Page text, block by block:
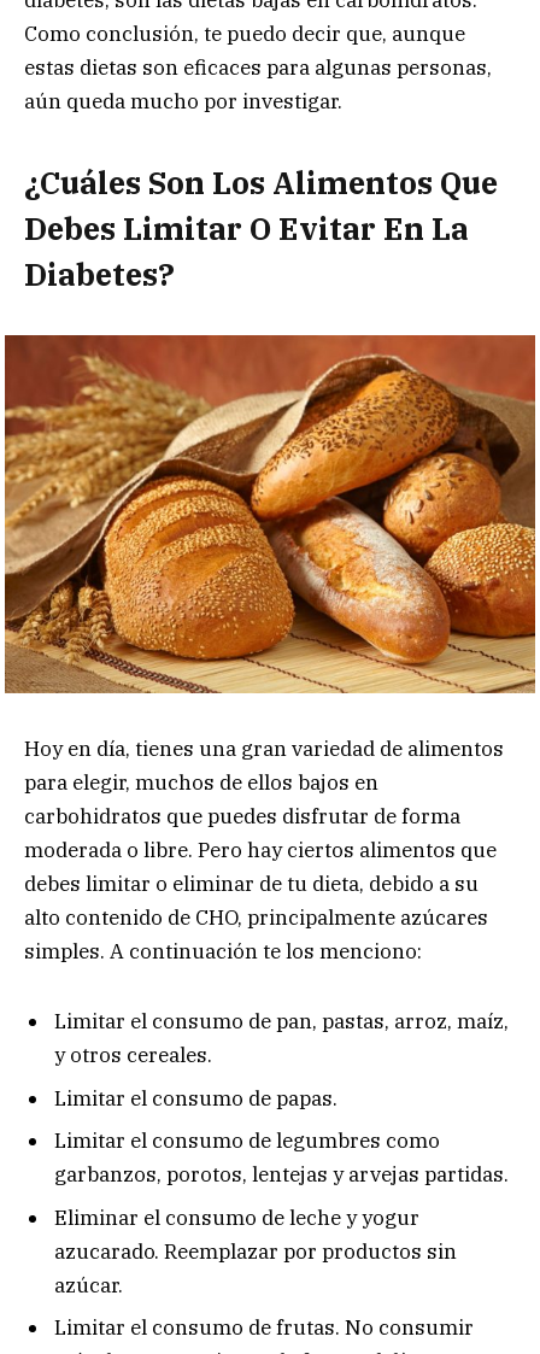
Como conclusión, te puedo decir que, aunque
estas dietas son eficaces para algunas personas,
aún queda mucho por investigar.
¿Cuáles Son Los Alimentos Que
Debes Limitar O Evitar En La
Diabetes?
Hoy en día, tienes una gran variedad de alimentos
para elegir, muchos de ellos bajos en
carbohidratos que puedes disfrutar de forma
moderada o libre. Pero hay ciertos alimentos que
debes limitar o eliminar de tu dieta, debido a su
alto contenido de CHO, principalmente azúcares
simples. A continuación te los menciono:
Limitar el consumo de pan, pastas, arroz, maíz,
y otros cereales.
Limitar el consumo de papas.
Limitar el consumo de legumbres como
garbanzos, porotos, lentejas y arvejas partidas.
Eliminar el consumo de leche y yogur
azucarado. Reemplazar por productos sin
azúcar.
Limitar el consumo de frutas. No consumir